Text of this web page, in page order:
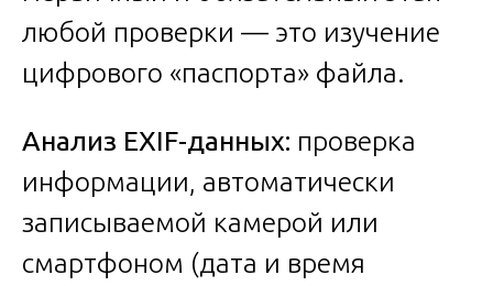
любой проверки — это изучение
цифрового «паспорта» файла.
Анализ EXIF-данных: проверка
информации, автоматически
записываемой камерой или
смартфоном (дата и время